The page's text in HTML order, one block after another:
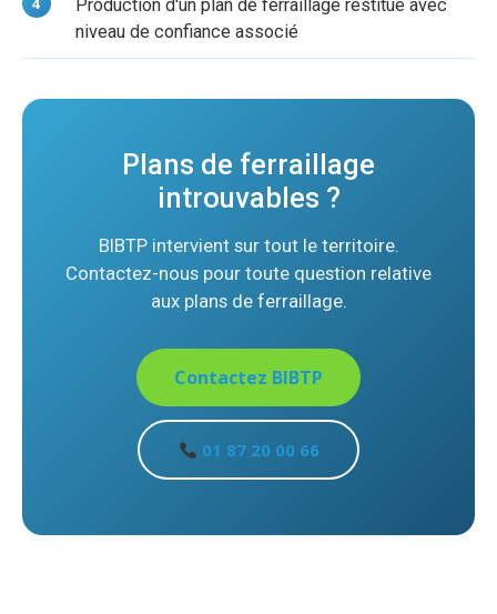
Production d'un plan de ferraillage restitué avec
niveau de confiance associé
Plans de ferraillage
introuvables ?
BIBTP intervient sur tout le territoire.
Contactez-nous pour toute question relative
aux plans de ferraillage.
Contactez BIBTP
01 87 20 00 66